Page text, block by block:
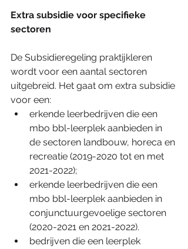
Extra subsidie voor specifieke
sectoren
De Subsidieregeling praktijkleren
wordt voor een aantal sectoren
uitgebreid. Het gaat om extra subsidie
voor een:
erkende leerbedrijven die een
mbo bbl-leerplek aanbieden in
de sectoren landbouw, horeca en
recreatie (2019-2020 tot en met
2021-2022);
erkende leerbedrijven die een
mbo bbl-leerplek aanbieden in
conjunctuurgevoelige sectoren
(2020-2021 en 2021-2022).
bedrijven die een leerplek